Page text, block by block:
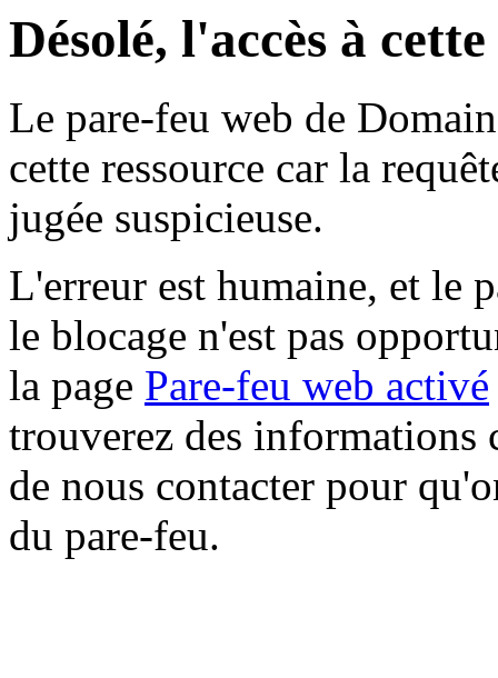
Désolé, l'accès à
Le pare-feu web de
cette ressource car la
jugée suspicieuse.
L'erreur est humaine, et le
le blocage n'est pas
la page Pare-feu web activé
trouverez des informations
de nous contacter pour
du pare-feu.